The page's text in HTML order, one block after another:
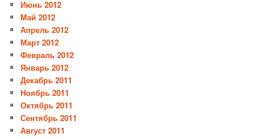
Июнь 2012
Май 2012
Апрель 2012
Март 2012
Февраль 2012
Январь 2012
Декабрь 2011
Ноябрь 2011
Октябрь 2011
Сентябрь 2011
Август 2011